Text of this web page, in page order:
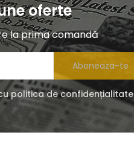
oferte
la prima comandă
Aboneaza-te
politica de confidențialitate